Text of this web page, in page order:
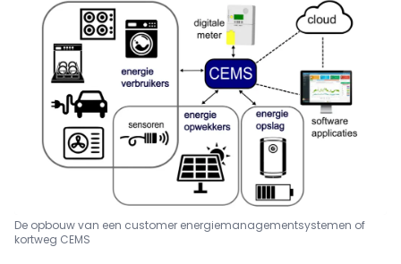
De opbouw van een customer energiemanagementsystemen of
kortweg CEMS